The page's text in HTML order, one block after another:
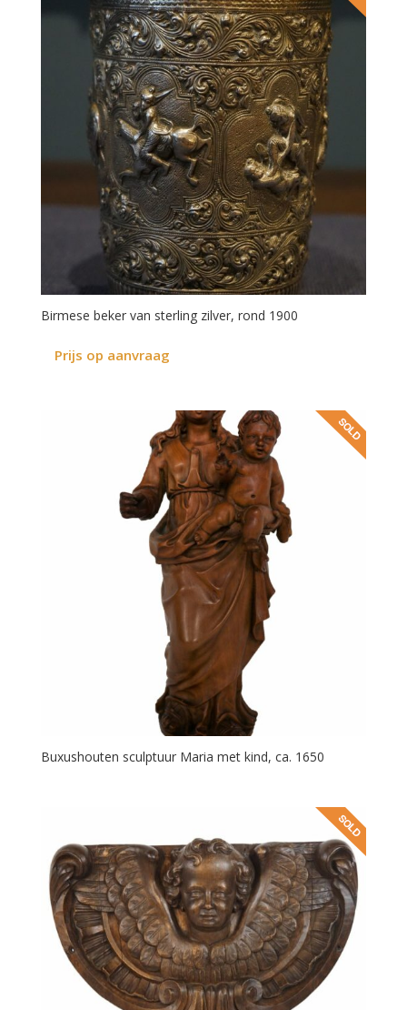
Birmese beker van sterling zilver, rond 1900
Prijs op aanvraag
Buxushouten sculptuur Maria met kind, ca. 1650